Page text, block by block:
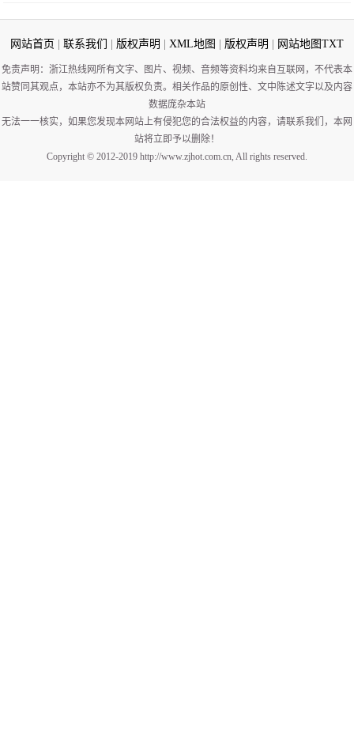
网站首页 联系我们 版权声明 XML地图 版权声明 网站地图TXT
免责声明：浙江热线网所有文字、图片、视频、音频等资料均来自互联网，不代表本
站赞同其观点，本站亦不为其版权负责。相关作品的原创性、文中陈述文字以及内容
数据庞杂本站
无法一一核实，如果您发现本网站上有侵犯您的合法权益的内容，请联系我们，本网
站将立即予以删除！
Copyright © 2012-2019 http://www.zjhot.com.cn, All rights reserved.